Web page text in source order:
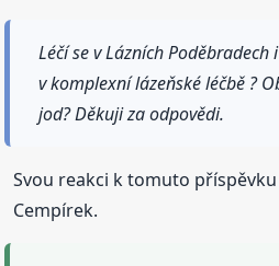
Léčí se v Lázních Poděbradech
v komplexní lázeňské léčbě ?
jod? Děkuji za odpovědi.
Svou reakci k tomuto
Cempírek.